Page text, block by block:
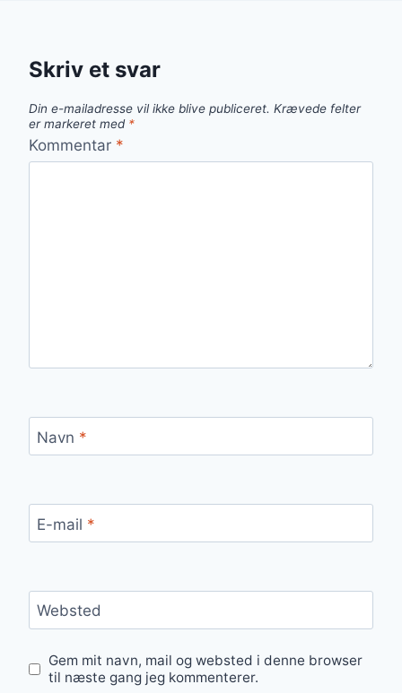
Skriv et svar
Din e-mailadresse vil ikke blive publiceret. Krævede felter
er markeret med *
Kommentar *
Navn *
E-mail *
Websted
Gem mit navn, mail og websted i denne browser
til næste gang jeg kommenterer.